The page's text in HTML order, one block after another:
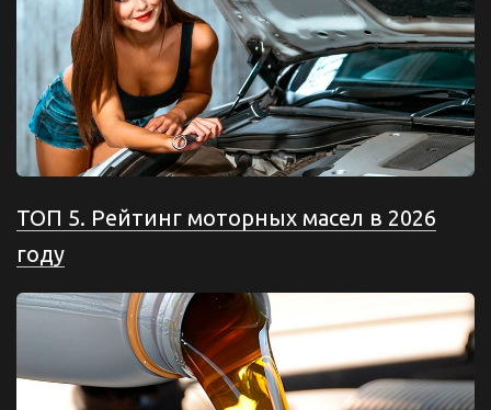
ТОП 5. Рейтинг моторных масел в 2026
году